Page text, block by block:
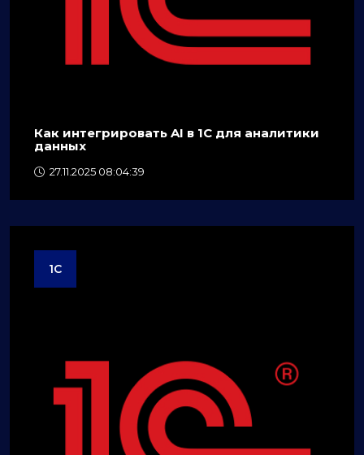
Как интегрировать AI в 1C для аналитики
данных
27.11.2025 08:04:39
1C